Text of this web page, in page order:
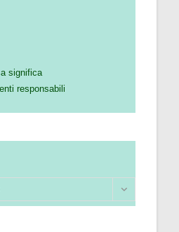
significa
responsabili